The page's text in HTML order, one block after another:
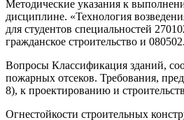
Методические указания к
дисциплине. «Технология
для студентов специальностей
гражданское строительство и 080502.
Вопросы Классификация зданий,
пожарных отсеков. Требования,
8), к проектированию и
Огнестойкости строительных